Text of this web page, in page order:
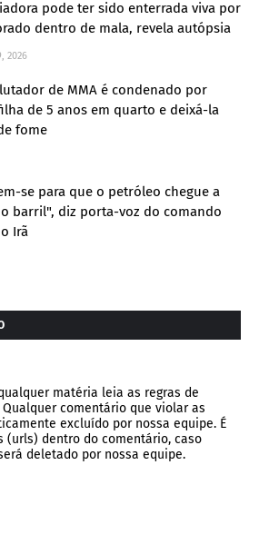
pode ter sido enterrada viva por
dentro de mala, revela autópsia
2026
lutador de MMA é condenado por
de 5 anos em quarto e deixá-la
fome
se para que o petróleo chegue a
o barril", diz porta-voz do comando
Irã
matéria leia as regras de
comentário que violar as
excluído por nossa equipe. É
(urls) dentro do comentário, caso
deletado por nossa equipe.